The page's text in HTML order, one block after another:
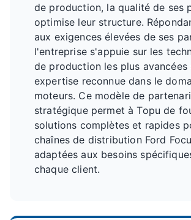
de production, la qualité de ses
optimise leur structure.
aux exigences élevées de ses
l'entreprise s'appuie sur les
de production les plus avancées
expertise reconnue dans le
moteurs. Ce modèle de
stratégique permet à Topu de
solutions complètes et rapides
chaînes de distribution Ford
adaptées aux besoins
chaque client.